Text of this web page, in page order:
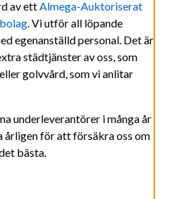
av ettAlmega-Auktoriserat
. Vi utför all löpande
egenanställd personal. Det är
städtjänster av oss, som
golvvård, som vi anlitar
underleverantörer i många år
årligen för att försäkra oss om
bästa.